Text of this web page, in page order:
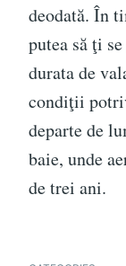
deodată. În
putea să ţi
durata de
condiţii
departe de
baie, unde
de trei ani.